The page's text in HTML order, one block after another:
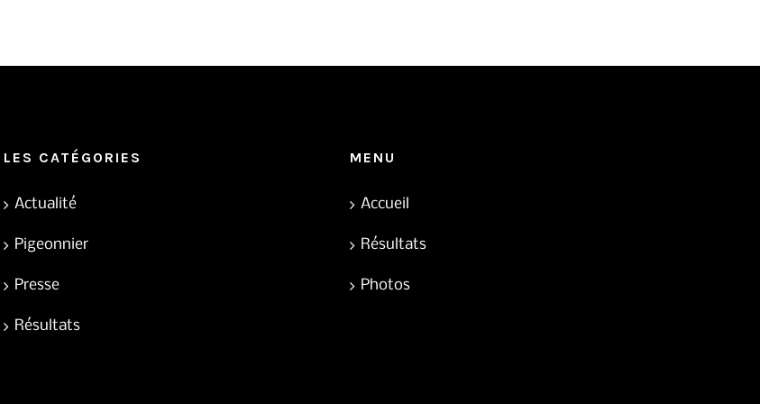
LES CATÉGORIES
Actualité
Pigeonnier
Presse
Résultats
MENU
Accueil
Résultats
Photos